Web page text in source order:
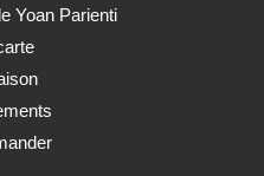
Yoan Parienti